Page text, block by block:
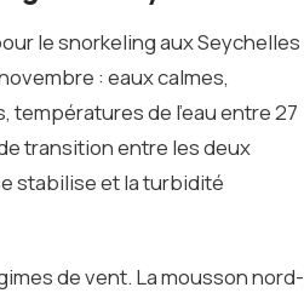
le snorkeling aux Seychelles
: eaux calmes,
températures de l’eau entre 27
transition entre les deux
stabilise et la turbidité
de vent. La mousson nord-